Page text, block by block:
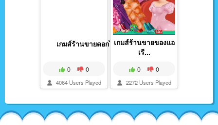
เกมส์ร้านขายดอกไม้
0 0
4064 Users Played
เกมส์ร้านขายของแอ
เรี...
0 0
2272 Users Played